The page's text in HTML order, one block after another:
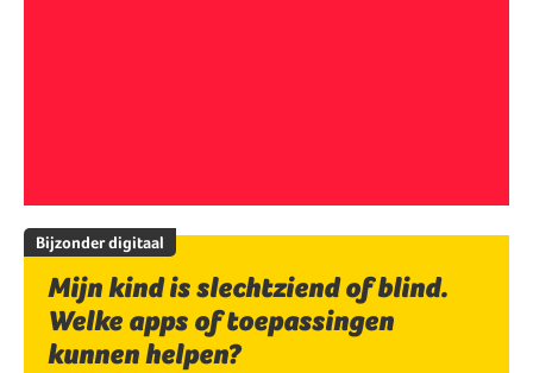
Bijzonder digitaal
Mijn kind is slechtziend of blind.
Welke apps of toepassingen
kunnen helpen?